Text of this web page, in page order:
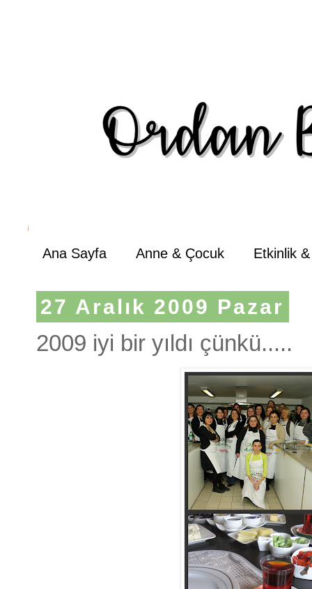
Ana Sayfa Anne & Çocuk Etkinlik
27 Aralık 2009 Pazar
2009 iyi bir yıldı çünkü.....